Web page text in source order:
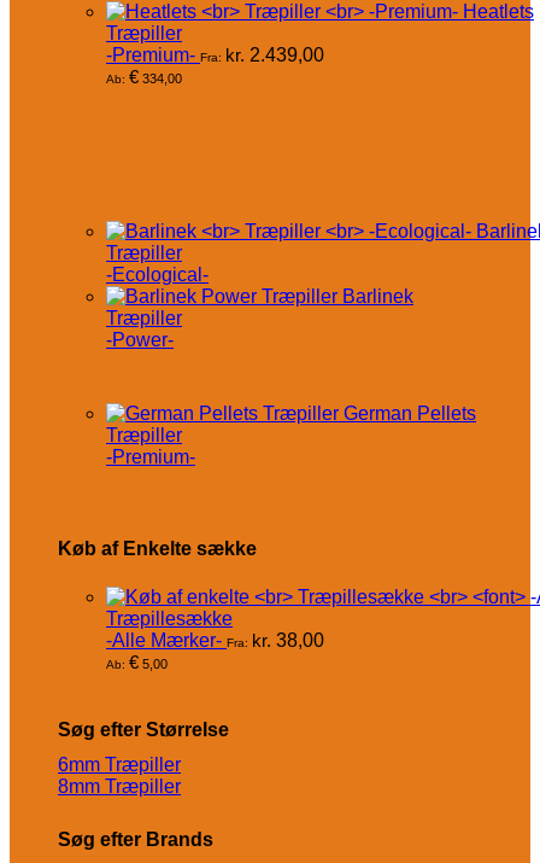
Heatlets
Træpiller
-Premium- Fra: kr. 2.439,00
Ab: € 334,00
Træpiller
-Ecological-
Barlinek
Træpiller
-Power-
German Pellets
Træpiller
-Premium-
Køb af Enkelte sække
Træpillesække
-Alle Mærker- Fra: kr. 38,00
Ab: € 5,00
Søg efter Størrelse
6mm Træpiller
8mm Træpiller
Søg efter Brands